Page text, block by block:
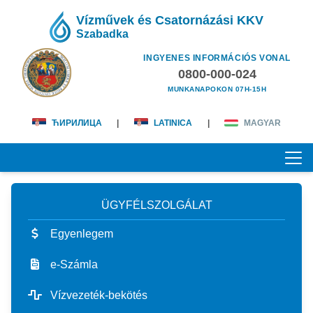
Vízművek és Csatornázási KKV
Szabadka
INGYENES INFORMÁCIÓS VONAL
0800-000-024
MUNKANAPOKON 07H-15H
ЋИРИЛИЦА LATINICA MAGYAR
KEZDŐOLDAL
RÓLUNK
magunkról
ÜGYFÉLSZOLGÁLAT
ÜGYFÉLSZOLGÁLAT
Egyenlegem
e-Számla
Vízvezeték-bekötés